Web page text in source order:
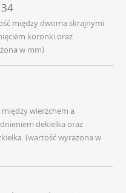
34
między dwoma skrajnymi
koronki oraz
w mm)
wierzchem a
dekielka oraz
(wartość wyrażona w